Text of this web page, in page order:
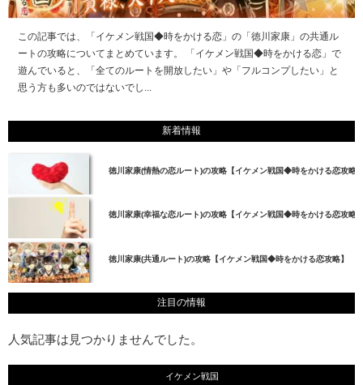
この記事では、「イケメン戦国◆時をかける恋」の「徳川家康」の共通ル
ートの攻略についてまとめています。 「イケメン戦国◆時をかける恋」で
遊んでいると、「全てのルートを開放したい」や「フルコンプしたい」と
思う方も多いのではないでし...
新着情報
徳川家康(情熱の恋ルート)の攻略【イケメン戦国◆時をかける恋攻略
徳川家康(幸福な恋ルート)の攻略【イケメン戦国◆時をかける恋攻略
徳川家康(共通ルート)の攻略【イケメン戦国◆時をかける恋攻略】
注目の情報
人気記事は見つかりませんでした。
イケメン戦国